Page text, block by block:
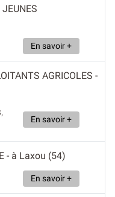
En savoir +
AGRICOLES -
En savoir +
- à Laxou (54)
En savoir +